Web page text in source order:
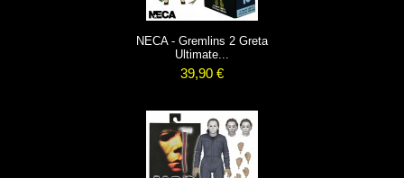
NECA - Gremlins 2 Greta
Ultimate...
39,90 €